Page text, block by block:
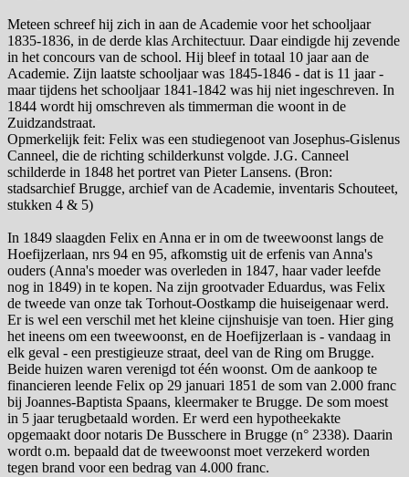
Meteen schreef hij zich in aan de Academie voor het schooljaar
1835-1836, in de derde klas Architectuur. Daar eindigde hij zevende
in het concours van de school. Hij bleef in totaal 10 jaar aan de
Academie. Zijn laatste schooljaar was 1845-1846 - dat is 11 jaar -
maar tijdens het schooljaar 1841-1842 was hij niet ingeschreven. In
1844 wordt hij omschreven als timmerman die woont in de
Zuidzandstraat.
Opmerkelijk feit: Felix was een studiegenoot van Josephus-Gislenus
Canneel, die de richting schilderkunst volgde. J.G. Canneel
schilderde in 1848 het portret van Pieter Lansens. (Bron:
stadsarchief Brugge, archief van de Academie, inventaris Schouteet,
stukken 4 & 5)
In 1849 slaagden Felix en Anna er in om de tweewoonst langs de
Hoefijzerlaan, nrs 94 en 95, afkomstig uit de erfenis van Anna's
ouders (Anna's moeder was overleden in 1847, haar vader leefde
nog in 1849) in te kopen. Na zijn grootvader Eduardus, was Felix
de tweede van onze tak Torhout-Oostkamp die huiseigenaar werd.
Er is wel een verschil met het kleine cijnshuisje van toen. Hier ging
het ineens om een tweewoonst, en de Hoefijzerlaan is - vandaag in
elk geval - een prestigieuze straat, deel van de Ring om Brugge.
Beide huizen waren verenigd tot één woonst. Om de aankoop te
financieren leende Felix op 29 januari 1851 de som van 2.000 franc
bij Joannes-Baptista Spaans, kleermaker te Brugge. De som moest
in 5 jaar terugbetaald worden. Er werd een hypotheekakte
opgemaakt door notaris De Busschere in Brugge (n° 2338). Daarin
wordt o.m. bepaald dat de tweewoonst moet verzekerd worden
tegen brand voor een bedrag van 4.000 franc.